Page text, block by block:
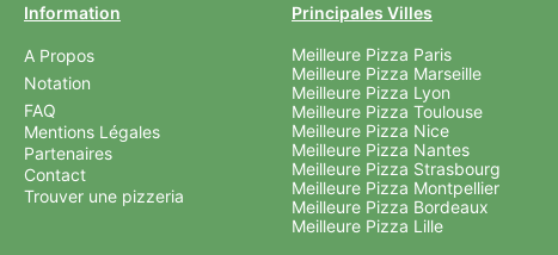
Information
A Propos
Notation
FAQ
Mentions Légales
Partenaires
Contact
Trouver une pizzeria
Principales Villes
Meilleure Pizza Paris
Meilleure Pizza Marseille
Meilleure Pizza Lyon
Meilleure Pizza Toulouse
Meilleure Pizza Nice
Meilleure Pizza Nantes
Meilleure Pizza Strasbourg
Meilleure Pizza Montpellier
Meilleure Pizza Bordeaux
Meilleure Pizza Lille